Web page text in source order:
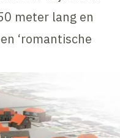
meter lang en
‘romantische